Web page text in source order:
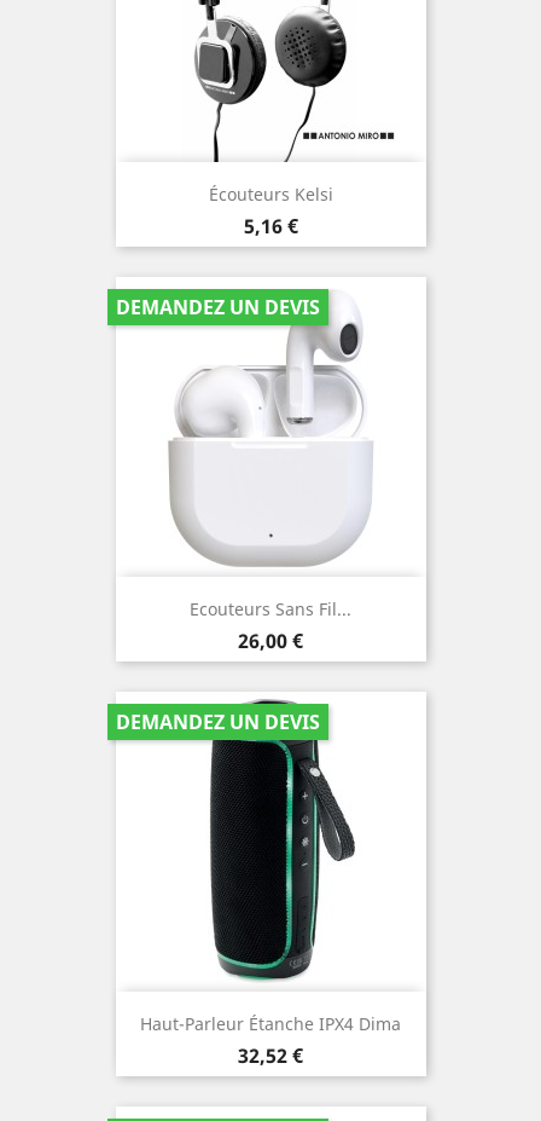
Écouteurs Kelsi
Prix
5,16 €
Ecouteurs Sans Fil...
Prix
26,00 €
DEMANDEZ UN DEVIS
Haut-Parleur Étanche IPX4 Dima
Prix
32,52 €
DEMANDEZ UN DEVIS